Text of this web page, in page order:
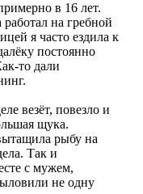
в 16 лет.
на гребной
я часто ездила к
постоянно
то дали
везёт, повезло и
щука.
рыбу на
Так и
с мужем,
не одну